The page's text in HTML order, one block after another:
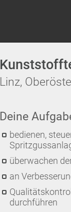
Linz,
Deine
bedienen,
überwachen
an
durchführen